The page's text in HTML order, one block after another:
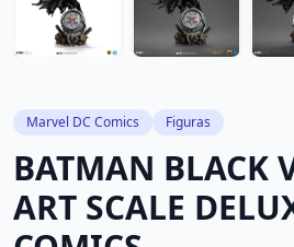
Marvel DC Comics Figuras
BATMAN BLACK
ART SCALE